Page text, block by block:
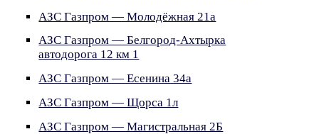
АЗС Газпром — Молодёжная 21а
АЗС Газпром — Белгород-Ахтырка
автодорога 12 км 1
АЗС Газпром — Есенина 34а
АЗС Газпром — Щорса 1л
АЗС Газпром — Магистральная 2Б